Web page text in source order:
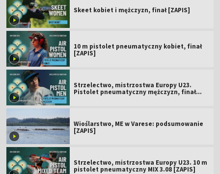
Skeet kobiet i mężczyzn, finał [ZAPIS]
10 m pistolet pneumatyczny kobiet, finał
[ZAPIS]
Strzelectwo, mistrzostwa Europy U23.
Pistolet pneumatyczny mężczyzn, finał
Wioślarstwo, ME w Varese: podsumowanie
[ZAPIS]
Strzelectwo, mistrzostwa Europy U23. 10 m
pistolet pneumatyczny MIX 3.08 [ZAPIS]